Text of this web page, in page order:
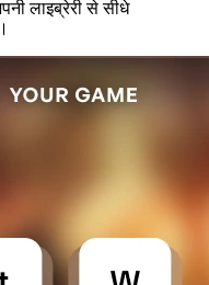
लाइब्रेरी से सीधे